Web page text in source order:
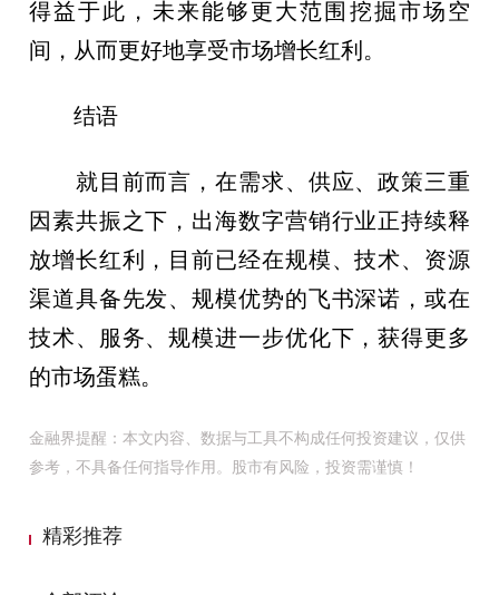
得益于此，未来能够更大范围挖掘市场空
间，从而更好地享受市场增长红利。
结语
就目前而言，在需求、供应、政策三重
因素共振之下，出海数字营销行业正持续释
放增长红利，目前已经在规模、技术、资源
渠道具备先发、规模优势的飞书深诺，或在
技术、服务、规模进一步优化下，获得更多
的市场蛋糕。
金融界提醒：本文内容、数据与工具不构成任何投资建议，仅供
参考，不具备任何指导作用。股市有风险，投资需谨慎！
精彩推荐